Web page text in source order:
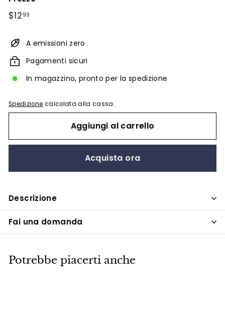
Prezzo
$12 99
A emissioni zero
Pagamenti sicuri
In magazzino, pronto per la spedizione
Spedizione calcolata alla cassa.
Aggiungi al carrello
Acquista ora
Descrizione
Fai una domanda
Potrebbe piacerti anche